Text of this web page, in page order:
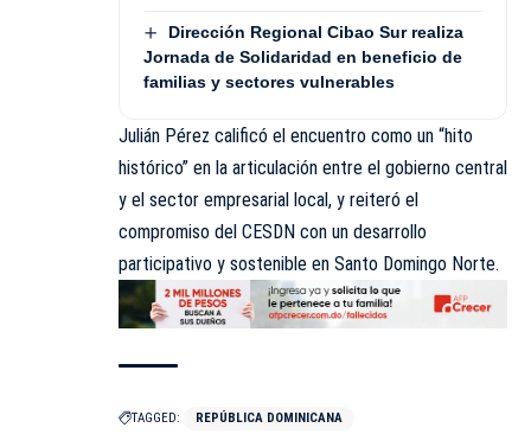
Dirección Regional Cibao Sur realiza
Jornada de Solidaridad en beneficio de
familias y sectores vulnerables
Julián Pérez calificó el encuentro como un “hito
histórico” en la articulación entre el gobierno central
y el sector empresarial local, y reiteró el
compromiso del CESDN con un desarrollo
participativo y sostenible en Santo Domingo Norte.
TAGGED: REPÚBLICA DOMINICANA